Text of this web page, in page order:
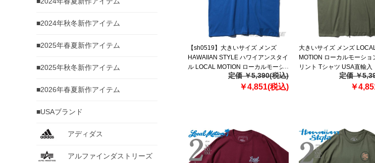
■2024年秋冬新作アイテム
■2025年春夏新作アイテム
■2025年秋冬新作アイテム
■2026年春夏新作アイテム
■USAブランド
アディダス
アルファインダストリーズ
【sh0519】大きいサイズ メンズ
HAWAIIAN STYLE ハワイアンスタイ
ル LOCAL MOTION ローカルモーシ
ョン 半袖 プリント Tシャツ USA直輸
定価 ￥5,390(税込)
￥4,851(税込)
大きいサイズ メンズ
MOTION ローカルモーショ
リント Tシャツ USA直輸入
定価 ￥
￥